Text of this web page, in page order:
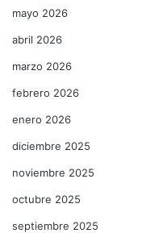
mayo 2026
abril 2026
marzo 2026
febrero 2026
enero 2026
diciembre 2025
noviembre 2025
octubre 2025
septiembre 2025